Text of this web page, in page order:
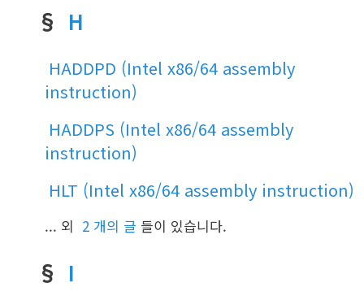
§ H
HADDPD (Intel x86/64 assembly
instruction)
HADDPS (Intel x86/64 assembly
instruction)
HLT (Intel x86/64 assembly instruction)
... 외 2 개의 글 들이 있습니다.
§ I